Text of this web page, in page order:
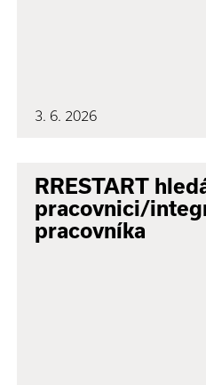
3. 6. 2026
RRESTART
pracovnici/
pracovníka